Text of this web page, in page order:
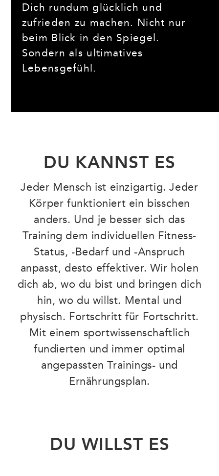
Dich rundum glücklich und
zufrieden zu machen. Nicht nur
beim Blick in den Spiegel.
Sondern als ultimatives
Lebensgefühl.
DU KANNST ES
Jeder Mensch ist einzigartig. Jeder
Körper funktioniert ein bisschen
anders. Und je besser sich das
Training dem individuellen Fitness-
Status, -Bedarf und -Anspruch
anpasst, desto effektiver. Wir holen
dich ab, wo du bist und bringen dich
hin, wo du willst. Mental und
physisch. Fortschritt für Fortschritt.
Mit einem sportwissenschaftlich
fundierten und immer optimal
angepassten Trainings- und
Ernährungsplan.
DU WILLST ES